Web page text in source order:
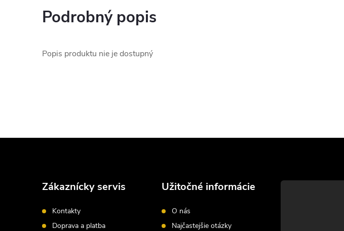
Podrobný popis
Popis produktu nie je dostupný
Zákaznícky servis
Kontakty
Doprava a platba
Užitočné informácie
O nás
Najčastejšie otázky